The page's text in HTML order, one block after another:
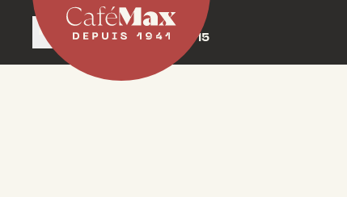
Fermé aujourd'hui
Réouvre lundi à 12h15